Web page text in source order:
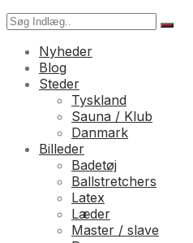
Nyheder
Blog
Steder
Tyskland
Sauna / Klub
Danmark
Billeder
Badetøj
Ballstretchers
Latex
Læder
Master / slave